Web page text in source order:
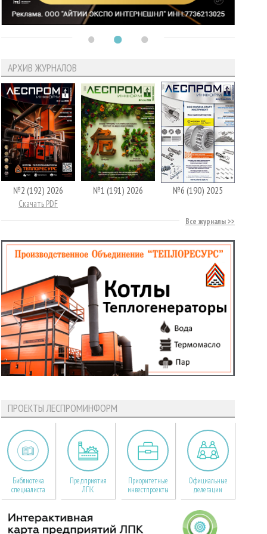
АРХИВ ЖУРНАЛОВ
№2 (192) 2026
Скачать PDF
№1 (191) 2026 №6 (190) 2025
Все журналы
ПРОЕКТЫ ЛЕСПРОМИНФОРМ
Библиотека
специалиста
Предприятия
ЛПК
Приоритетные
инвестпроекты
Официальные
делегации